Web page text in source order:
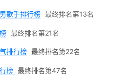
歌手排行榜 最终排名第13名
最终排名第21名
排行榜 最终排名第22名
榜 最终排名第47名